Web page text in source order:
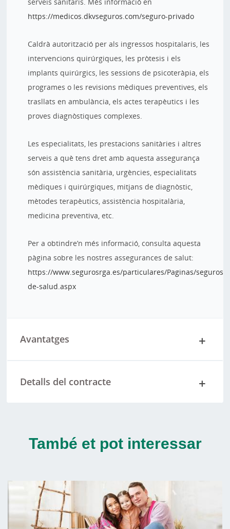
https://medicos.dkvseguros.com/seguro-privado
Caldrà autorització per als ingressos hospitalaris, les
intervencions quirúrgiques, les pròtesis i els
implants quirúrgics, les sessions de psicoteràpia, els
programes o les revisions mèdiques preventives, els
trasllats en ambulància, els actes terapèutics i les
proves diagnòstiques complexes.
Les especialitats, les prestacions sanitàries i altres
serveis a què tens dret amb aquesta assegurança
són assistència sanitària, urgències, especialitats
mèdiques i quirúrgiques, mitjans de diagnòstic,
mètodes terapèutics, assistència hospitalària,
medicina preventiva, etc.
Per a obtindre’n més informació, consulta aquesta
pàgina sobre les nostres assegurances de salut:
https://www.segurosrga.es/particulares/Paginas/seguros-
de-salud.aspx
Avantatges
Detalls del contracte
També et pot interessar